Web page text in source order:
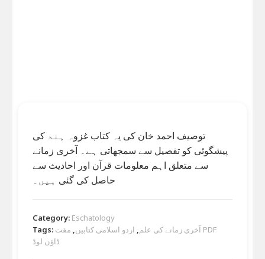
توصیف احمد خان کی یہ کتاب غزوہ ہند کی
پیشگوئی کو تفصیل سے سمجھاتی ہے۔ آخری زمانے
سے متعلق اہم معلومات قرآن اور احادیث سے
حاصل کی گئی ہیں۔
Category: Eschatology
Tags:
آخری زمانے کی علم, اردو اسلامی کتابیں, مفت PDF
ڈاؤن لوڈ